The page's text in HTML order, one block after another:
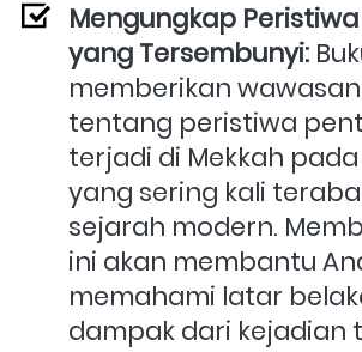
Mengungkap
yang Tersembunyi:
memberikan
tentang peristiwa
terjadi di Mekkah pada
yang sering kali
sejarah modern.
ini akan membantu
memahami latar
dampak dari kejadian